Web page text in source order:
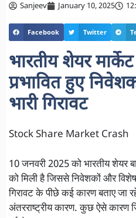
Sanjeev January 10, 2025
Facebook Twitter
भारतीय शेयर
प्रभावित हुए
भारी गिरावट
Stock Share Market Crash
10 जनवरी 2025 को भारतीय शेयर
को मिली है जिससे निवेशकों और
गिरावट के पीछे कई कारण बताए जा
अंतरराष्ट्रीय कारण. कुछ ऐसे कारण